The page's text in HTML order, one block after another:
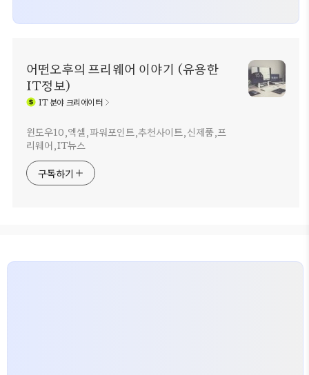
어떤오후의 프리웨어 이야기 (유용한
IT정보)
IT분야 크리에이터
윈도우10,엑셀,파워포인트,추천사이트,신제품,프
리웨어,IT뉴스
구독하기